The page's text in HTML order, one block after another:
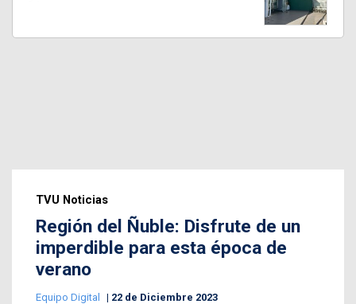
TVU Noticias
Región del Ñuble: Disfrute de un
imperdible para esta época de
verano
Equipo Digital 22 de Diciembre 2023